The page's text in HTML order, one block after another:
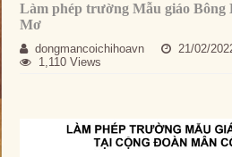
Làm phép trường Mẫu giáo Bông
Mơ
dongmancoichihoavn 21/02/
1,110 Views